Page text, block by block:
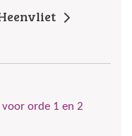
orde 1 en 2